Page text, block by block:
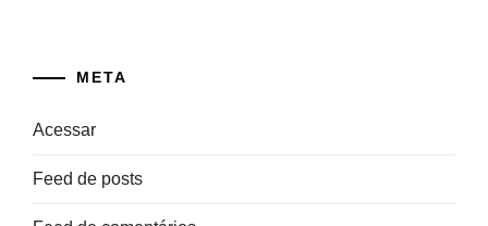
META
Acessar
Feed de posts